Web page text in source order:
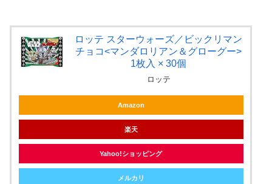
ロッテ スターウォーズ／ビックリマン
チョコ<マンダロリアン＆グローグー>
1枚入 × 30個
ロッテ
Amazon
楽天
Yahoo!ショッピング
メルカリ